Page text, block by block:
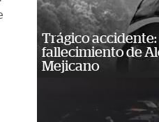
Trágico
fallecimiento de
Mejicano